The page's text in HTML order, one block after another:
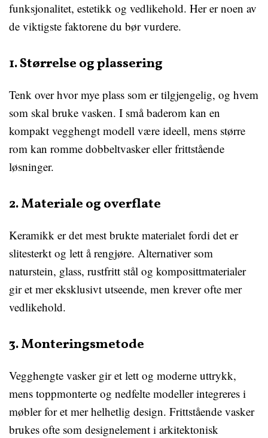
funksjonalitet, estetikk og vedlikehold. Her er noen av
de viktigste faktorene du bør vurdere.
1. Størrelse og plassering
Tenk over hvor mye plass som er tilgjengelig, og hvem
som skal bruke vasken. I små baderom kan en
kompakt vegghengt modell være ideell, mens større
rom kan romme dobbeltvasker eller frittstående
løsninger.
2. Materiale og overflate
Keramikk er det mest brukte materialet fordi det er
slitesterkt og lett å rengjøre. Alternativer som
naturstein, glass, rustfritt stål og komposittmaterialer
gir et mer eksklusivt utseende, men krever ofte mer
vedlikehold.
3. Monteringsmetode
Vegghengte vasker gir et lett og moderne uttrykk,
mens toppmonterte og nedfelte modeller integreres i
møbler for et mer helhetlig design. Frittstående vasker
brukes ofte som designelement i arkitektonisk